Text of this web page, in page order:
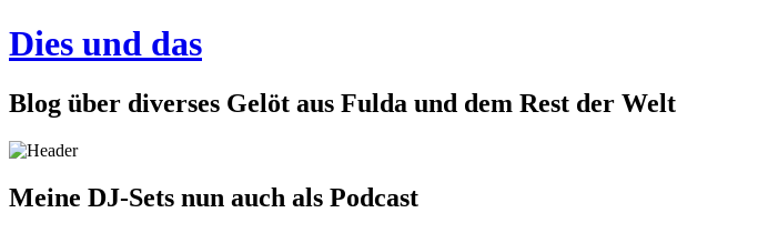
Dies und das
Blog über diverses Gelöt aus Fulda und dem Rest der Welt
Meine DJ-Sets nun auch als Podcast